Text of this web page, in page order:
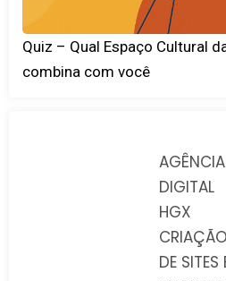
Quiz – Qual Espaço Cultural
combina com você
AGÊNCIA
DIGITAL
HGX
CRIAÇÃO
DE SITES